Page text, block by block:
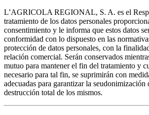
L’AGRICOLA REGIONAL, S. A. es el
tratamiento de los datos personales
consentimiento y le informa que estos datos
conformidad con lo dispuesto en las
protección de datos personales, con la
relación comercial. Serán conservados
mutuo para mantener el fin del tratamiento y
necesario para tal fin, se suprimirán con
adecuadas para garantizar la seudonimización
destrucción total de los mismos.